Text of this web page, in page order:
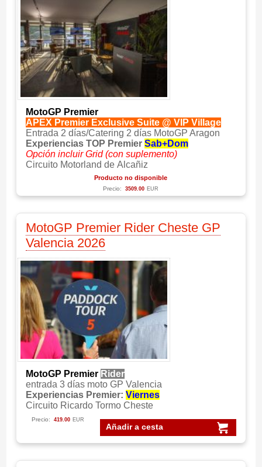
MotoGP Premier
APEX Premier Exclusive Suite @ VIP Village
Entrada 2 días/Catering 2 días MotoGP Aragon
Experiencias TOP Premier Sab+Dom
Opción incluir Grid (con suplemento)
Circuito Motorland de Alcañiz
Producto no disponible
Precio: 3509.00 EUR
MotoGP Premier Rider Cheste GP
Valencia 2026
MotoGP Premier Rider
entrada 3 días moto GP Valencia
Experiencias Premier: Viernes
Circuito Ricardo Tormo Cheste
Añadir a cesta
Precio: 419.00 EUR